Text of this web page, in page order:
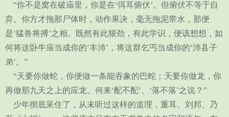
“你不是窝在破庙里，你是在‘弭耳俯伏’。但俯伏不等于自
弃。你方才拖那尸体时，动作果决，毫无拖泥带水，那便
是‘猛兽将搏’之相。既然有此狠劲，有此学识，便该想想，如
何将这卧牛庙当成你的‘丰沛’，将这群乞丐当成你的‘沛县子
弟’。”
“天要你做蛇，你便做一条能吞象的巴蛇；天要你做龙，你
再做那九天之上的应龙。何来‘配不配’、‘落不落’之说？”
少年彻底呆住了，从未听过这样的道理，重耳、刘邦、乃